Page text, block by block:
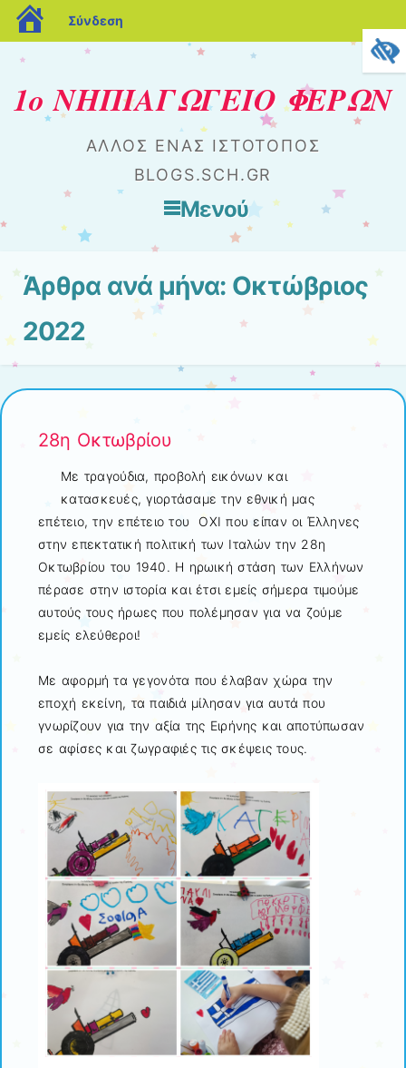
blogs.sch.gr
Σύνδεση
1ο ΝΗΠΙΑΓΩΓΕΙΟ ΦΕΡΩΝ
ΆΛΛΟΣ ΈΝΑΣ ΙΣΤΌΤΟΠΟΣ
BLOGS.SCH.GR
Μενού
Μετάβαση στο περιεχόμενο
Άρθρα ανά μήνα: Οκτώβριος
2022
28η Οκτωβρίου
Με τραγούδια, προβολή εικόνων και
κατασκευές, γιορτάσαμε την εθνική μας
επέτειο, την επέτειο του ΟΧΙ που είπαν οι Έλληνες
στην επεκτατική πολιτική των Ιταλών την 28η
Οκτωβρίου του 1940. Η ηρωική στάση των Ελλήνων
πέρασε στην ιστορία και έτσι εμείς σήμερα τιμούμε
αυτούς τους ήρωες που πολέμησαν για να ζούμε
εμείς ελεύθεροι!
Με αφορμή τα γεγονότα που έλαβαν χώρα την
εποχή εκείνη, τα παιδιά μίλησαν για αυτά που
γνωρίζουν για την αξία της Ειρήνης και αποτύπωσαν
σε αφίσες και ζωγραφιές τις σκέψεις τους.